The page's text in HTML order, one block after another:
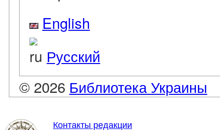
English
Русский
© 2026 Библиотека Украины
Контакты редакции